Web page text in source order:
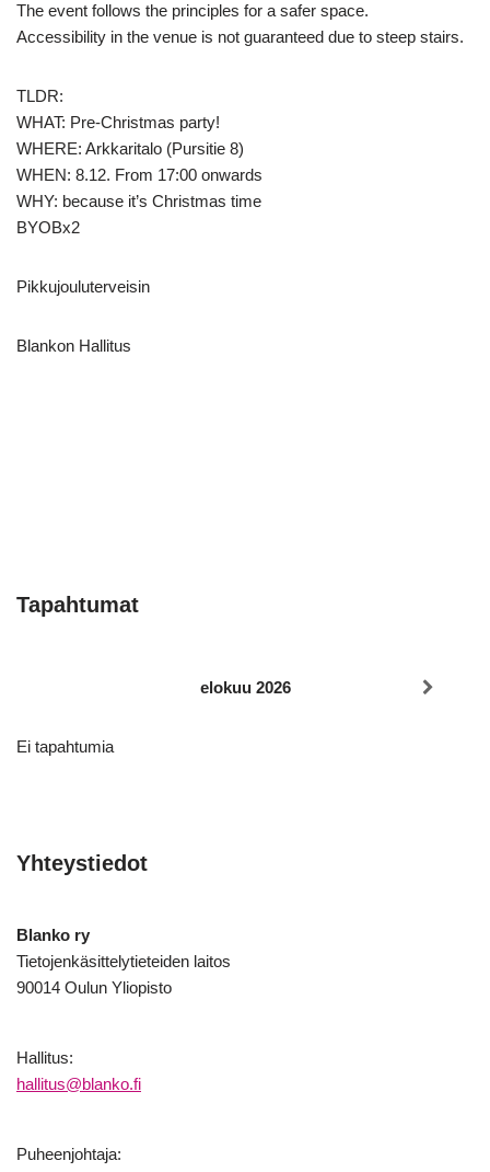
The event follows the principles for a safer space.
Accessibility in the venue is not guaranteed due to steep stairs.
TLDR:
WHAT: Pre-Christmas party!
WHERE: Arkkaritalo (Pursitie 8)
WHEN: 8.12. From 17:00 onwards
WHY: because it’s Christmas time
BYOBx2
Pikkujouluterveisin
Blankon Hallitus
Tapahtumat
elokuu 2026
Ei tapahtumia
Yhteystiedot
Blanko ry
Tietojenkäsittelytieteiden laitos
90014 Oulun Yliopisto
Hallitus:
hallitus@blanko.fi
Puheenjohtaja: